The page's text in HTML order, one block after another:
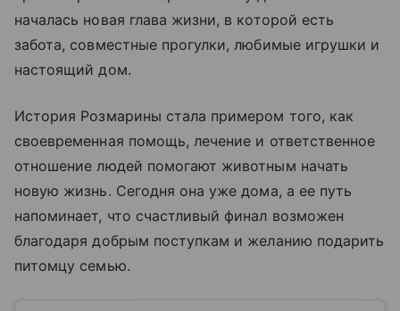
началась новая глава жизни, в которой есть
забота, совместные прогулки, любимые игрушки и
настоящий дом.
История Розмарины стала примером того, как
своевременная помощь, лечение и ответственное
отношение людей помогают животным начать
новую жизнь. Сегодня она уже дома, а ее путь
напоминает, что счастливый финал возможен
благодаря добрым поступкам и желанию подарить
питомцу семью.